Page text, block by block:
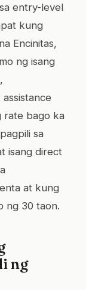
entry-level
kung
Encinitas,
ng isang
rate bago ka
sa
isang direct
at kung
ng 30 taon.
ng